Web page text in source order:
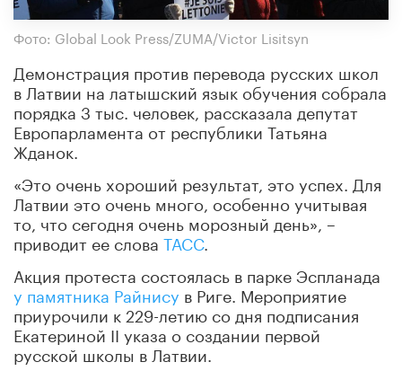
Фото: Global Look Press/ZUMA/Victor Lisitsyn
Демонстрация против перевода русских школ
в Латвии на латышский язык обучения собрала
порядка 3 тыс. человек, рассказала депутат
Европарламента от республики Татьяна
Жданок.
«Это очень хороший результат, это успех. Для
Латвии это очень много, особенно учитывая
то, что сегодня очень морозный день», –
приводит ее слова ТАСС.
Акция протеста состоялась в парке Эспланада
у памятника Райнису в Риге. Мероприятие
приурочили к 229-летию со дня подписания
Екатериной II указа о создании первой
русской школы в Латвии.